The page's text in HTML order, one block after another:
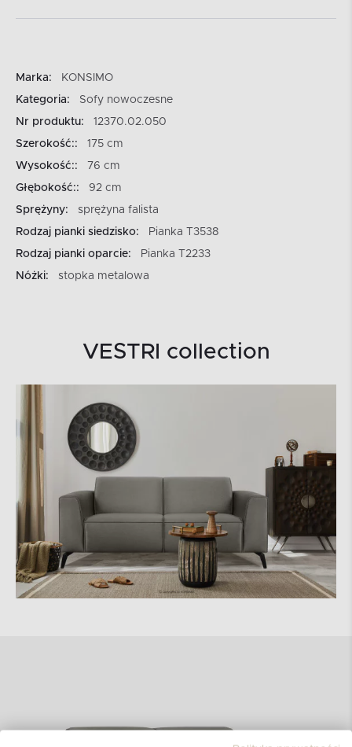
Marka:
KONSIMO
Kategoria:
Sofy nowoczesne
Nr produktu:
12370.02.050
Szerokość::
175 cm
Wysokość::
76 cm
Głębokość::
92 cm
Sprężyny:
sprężyna falista
Rodzaj pianki siedzisko:
Pianka T3538
Rodzaj pianki oparcie:
Pianka T2233
Nóżki:
stopka metalowa
VESTRI collection